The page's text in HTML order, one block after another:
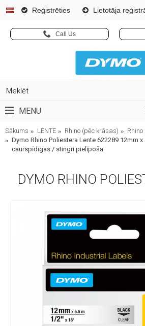
Reģistrēties Lietotāja
Call Us
MENU
Sākums LENTE Rhino (pēc krāsas)
Dymo Rhino Poliestera Lente 622289 12mm
caurspīdīgas / stingri pielīpoša